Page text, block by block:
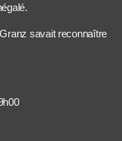
savait reconnaître